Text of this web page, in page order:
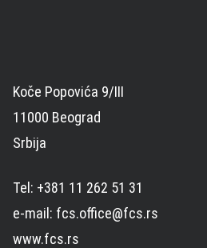
Koče Popovića 9/III
11000 Beograd
Srbija
Tel: +381 11 262 51 31
e-mail: fcs.office@fcs.rs
www.fcs.rs